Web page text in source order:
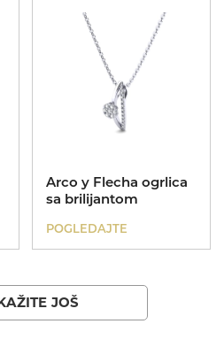
Arco y Flecha ogrlica
sa brilijantom
POGLEDAJTE
JOŠ